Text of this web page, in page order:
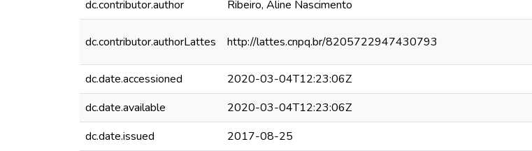
dc.contributor.author
Ribeiro, Aline Nascimento
dc.contributor.authorLattes http://lattes.cnpq.br/8205722947430793
dc.date.accessioned
2020-03-04T12:23:06Z
dc.date.available
2020-03-04T12:23:06Z
dc.date.issued
2017-08-25